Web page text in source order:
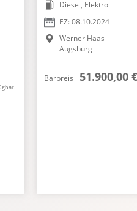
Diesel, Elektro
EZ: 08.10.2024
Werner Haas
Augsburg
Barpreis 51.900,00 €